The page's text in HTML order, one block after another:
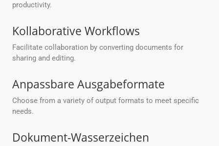
productivity.
Kollaborative Workflows
Facilitate collaboration by converting documents for
sharing and editing.
Anpassbare Ausgabeformate
Choose from a variety of output formats to meet specific
needs.
Dokument-Wasserzeichen